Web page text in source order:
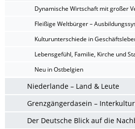
Dynamische Wirtschaft mit großer
Fleißige Weltbürger –
Kulturunterschiede in
Lebensgefühl, Familie, Kirche und
Neu in Ostbelgien
Niederlande – Land & Leute
Grenzgängerdasein –
Der Deutsche Blick auf die